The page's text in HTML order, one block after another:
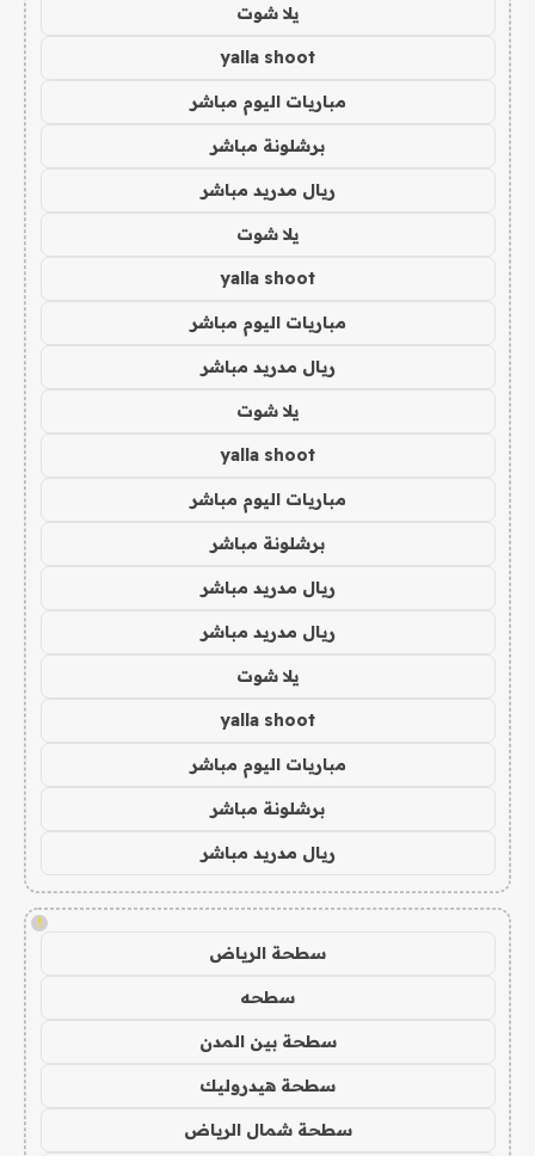
يلا شوت
yalla shoot
مباريات اليوم مباشر
برشلونة مباشر
ريال مدريد مباشر
يلا شوت
yalla shoot
مباريات اليوم مباشر
ريال مدريد مباشر
يلا شوت
yalla shoot
مباريات اليوم مباشر
برشلونة مباشر
ريال مدريد مباشر
ريال مدريد مباشر
يلا شوت
yalla shoot
مباريات اليوم مباشر
برشلونة مباشر
ريال مدريد مباشر
!
سطحة الرياض
سطحه
سطحة بين المدن
سطحة هيدروليك
سطحة شمال الرياض